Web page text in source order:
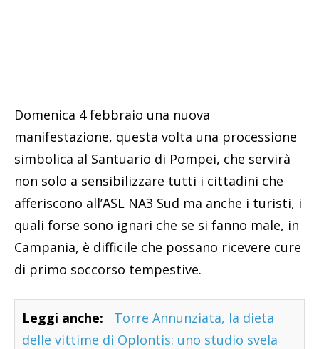
Domenica 4 febbraio una nuova
manifestazione, questa volta una processione
simbolica al Santuario di Pompei, che servirà
non solo a sensibilizzare tutti i cittadini che
afferiscono all’ASL NA3 Sud ma anche i turisti, i
quali forse sono ignari che se si fanno male, in
Campania, è difficile che possano ricevere cure
di primo soccorso tempestive.
Leggi anche:
Torre Annunziata, la dieta
delle vittime di Oplontis: uno studio svela